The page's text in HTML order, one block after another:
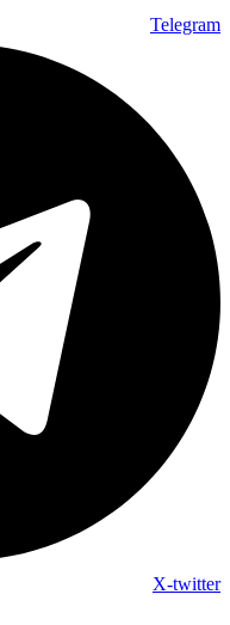
Telegram
X-twitter